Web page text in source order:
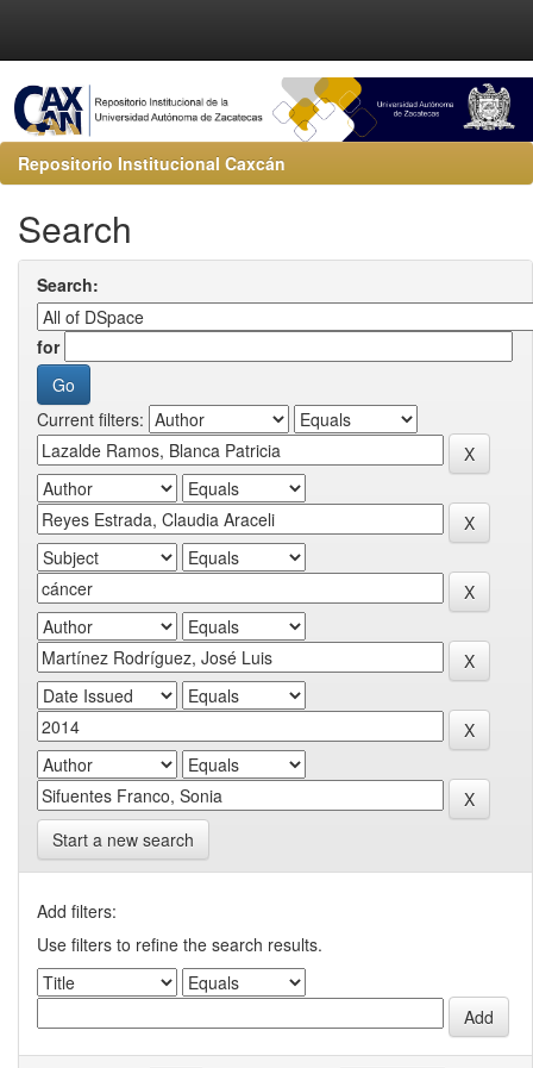
Repositorio Institucional Caxcán
Search
Search:
for
Current filters:
Start a new search
Add filters:
Use filters to refine the search results.